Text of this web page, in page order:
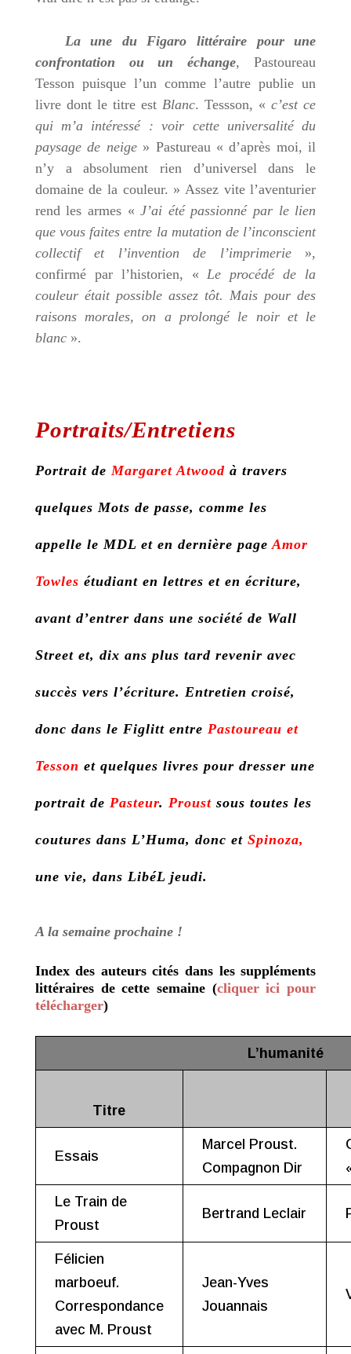
La une du Figaro littéraire pour une
confrontation ou un échange, Pastoureau
Tesson puisque l’un comme l’autre publie un
livre dont le titre estBlanc. Tessson, «c’est ce
qui m’a intéressé : voir cette universalité du
paysage de neige» Pastureau « d’après moi, il
n’y a absolument rien d’universel dans le
domaine de la couleur. » Assez vite l’aventurier
rend les armes «J’ai été passionné par le lien
que vous faites entre la mutation de l’inconscient
collectif et l’invention de l’imprimerie»,
confirmé par l’historien, «Le procédé de la
couleur était possible assez tôt. Mais pour des
raisons morales, on a prolongé le noir et le
blanc ».
Portraits/Entretiens
Portrait deMargaret Atwood à travers
quelques Mots de passe, comme les
appelle le MDL et en dernière pageAmor
Towles étudiant en lettres et en écriture,
avant d’entrer dans une société de Wall
Street et, dix ans plus tard revenir avec
succès vers l’écriture. Entretien croisé,
donc dans le Figlitt entre Pastoureau et
Tesson et quelques livres pour dresser une
portrait de Pasteur. Proust sous toutes les
coutures dans L’Huma, donc et Spinoza,
une vie, dans LibéL jeudi.
A la semaine prochaine !
Index des auteurs cités dans les suppléments
littéraires de cette semaine (cliquer ici pour
télécharger)
L’humanité
Titre
Essais
Marcel Proust.
Compagnon Dir
Le Train de
Proust
Bertrand Leclair
Félicien
marboeuf.
Correspondance
avec M. Proust
Jean-Yves
Jouannais